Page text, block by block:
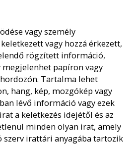
vagy személy
vagy hozzá érkezett,
rögzített információ,
papíron vagy
Tartalma lehet
hang, kép, mozgókép vagy
lévő információ vagy ezek
a keletkezés idejétől és az
minden olyan irat, amely
szerv irattári anyagába tartozik